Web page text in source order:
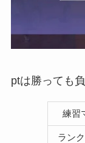
ptは勝っても
練習
ラン